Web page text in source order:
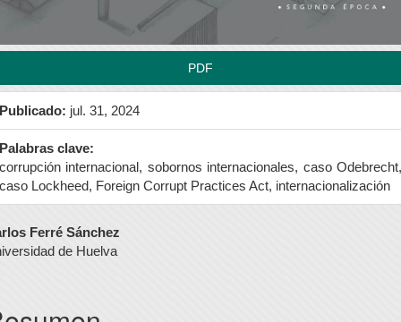
PDF
Publicado: jul. 31, 2024
Palabras clave:
corrupción internacional, sobornos internacionales, caso Odebrecht,
caso Lockheed, Foreign Corrupt Practices Act, internacionalización
Ferré Sánchez
de Huelva